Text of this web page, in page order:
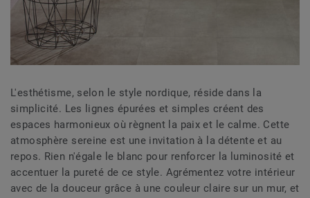
L'esthétisme, selon le style nordique, réside dans la
simplicité. Les lignes épurées et simples créent des
espaces harmonieux où règnent la paix et le calme. Cette
atmosphère sereine est une invitation à la détente et au
repos. Rien n'égale le blanc pour renforcer la luminosité et
accentuer la pureté de ce style. Agrémentez votre intérieur
avec de la douceur grâce à une couleur claire sur un mur, et